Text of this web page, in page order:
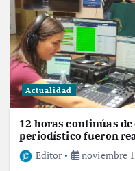
Actualidad
12 horas continúas
periodístico fueron
Editor
noviembre